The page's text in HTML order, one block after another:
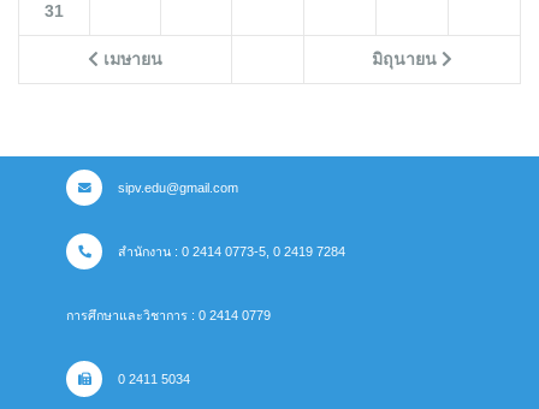
เมษายน มิถุนายน
31
sipv.edu@gmail.com
สำนักงาน : 0 2414 0773-5, 0 2419 7284
การศึกษาและวิชาการ : 0 2414 0779
0 2411 5034